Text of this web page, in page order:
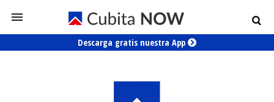
Descarga gratis nuestra App